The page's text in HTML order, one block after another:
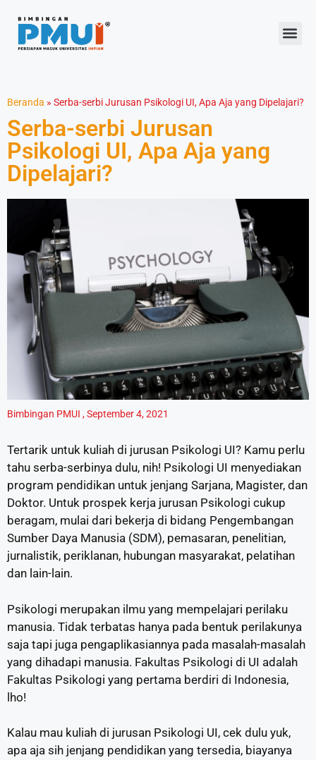
Beranda » Serba-serbi Jurusan Psikologi UI, Apa Aja yang Dipelajari?
Serba-serbi Jurusan
Psikologi UI, Apa Aja yang
Dipelajari?
Bimbingan PMUI ,September 4, 2021
Tertarik untuk kuliah di jurusan Psikologi UI? Kamu perlu
tahu serba-serbinya dulu, nih! Psikologi UI menyediakan
program pendidikan untuk jenjang Sarjana, Magister, dan
Doktor. Untuk prospek kerja jurusan Psikologi cukup
beragam, mulai dari bekerja di bidang Pengembangan
Sumber Daya Manusia (SDM), pemasaran, penelitian,
jurnalistik, periklanan, hubungan masyarakat, pelatihan
dan lain-lain.
Psikologi merupakan ilmu yang mempelajari perilaku
manusia. Tidak terbatas hanya pada bentuk perilakunya
saja tapi juga pengaplikasiannya pada masalah-masalah
yang dihadapi manusia. Fakultas Psikologi di UI adalah
Fakultas Psikologi yang pertama berdiri di Indonesia,
lho!
Kalau mau kuliah di jurusan Psikologi UI, cek dulu yuk,
apa aja sih jenjang pendidikan yang tersedia, biayanya